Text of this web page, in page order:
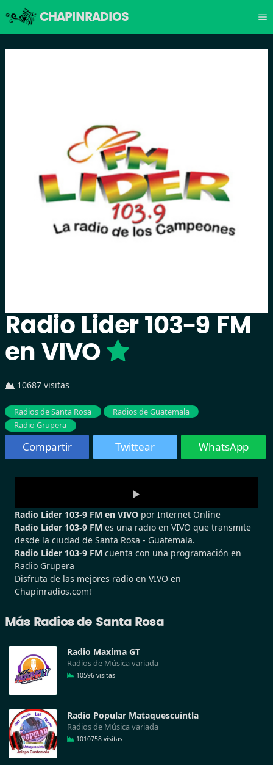
CHAPINRADIOS menu
Radio Lider 103-9 FM
en VIVO
10687 visitas
Radios de Santa Rosa
Radios de Guatemala
Radio Grupera
Compartir Twittear WhatsApp
Radio Lider 103-9 FM en VIVO por Internet Online
Radio Lider 103-9 FM es una radio en VIVO que transmite
desde la ciudad de Santa Rosa - Guatemala.
Radio Lider 103-9 FM cuenta con una programación en
Radio Grupera
Disfruta de las mejores radio en VIVO en
Chapinradios.com!
Más Radios de Santa Rosa
Radio Maxima GT
Radios de Música variada
10596 visitas
Radio Popular Mataquescuintla
Radios de Música variada
1010758 visitas